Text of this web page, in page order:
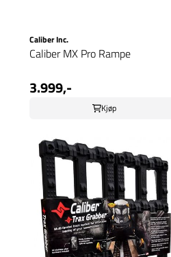
Caliber Inc.
Caliber MX Pro Rampe
3.999,-
Kjøp